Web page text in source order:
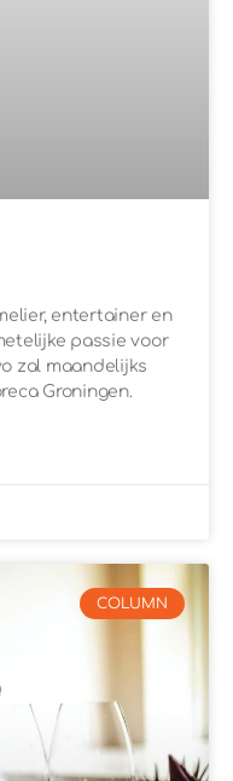
entertainer en
passie voor
zal maandelijks
Groningen.
COLUMN